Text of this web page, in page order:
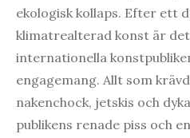
ekologisk kollaps. Efter ett
klimatrealterad konst är
internationella
engagemang. Allt som
nakenchock, jetskis och
publikens renade piss och